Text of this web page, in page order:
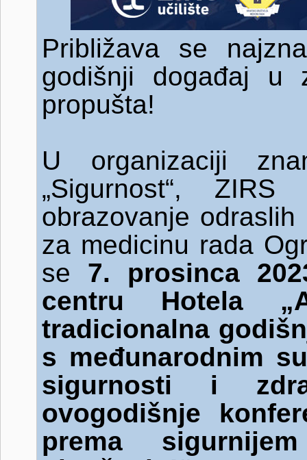
Približava se
godišnji događaj
propušta!
U organizaciji
„Sigurnost“,
obrazovanje
za medicinu rada
se 7. prosinca
centru Hotela
tradicionalna
s međunarodnim
sigurnosti i
ovogodišnje
prema